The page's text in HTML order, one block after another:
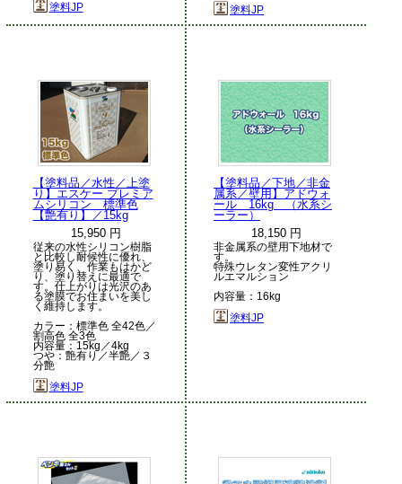
塗料JP
塗料JP
【塗料品／水性／上塗
り】エスケー プレミア
ムシリコン 標準色
【艶有り】／15kg
15,950 円
従来の水性シリコン樹脂
と比較し耐候性に優れ、
塗り易く、作業もはかど
り、塗り替えに最適で
す。仕上がりは光沢のあ
る塗膜でお住まいを美し
く維持します。
カラー：標準色 全42色／
割高色 全3色
内容量：15kg／4kg
つや：艶有り／半艶／３
分艶
塗料JP
【塗料品／下地／非金
属系／壁用】アドウォ
ール 16kg （水系シ
ーラー）
18,150 円
非金属系の壁用下地材で
す。
特殊ウレタン変性アクリ
ルエマルション
内容量：16kg
塗料JP